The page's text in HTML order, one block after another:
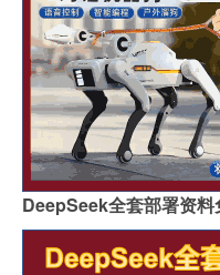
DeepSeek全套部署资料